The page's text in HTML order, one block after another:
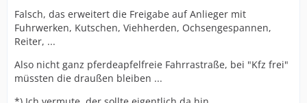
Falsch, das erweitert die Freigabe auf Anlieger mit
Fuhrwerken, Kutschen, Viehherden, Ochsengespannen,
Reiter, ...
Also nicht ganz pferdeapfelfreie Fahrrastraße, bei "Kfz frei"
müssten die draußen bleiben ...